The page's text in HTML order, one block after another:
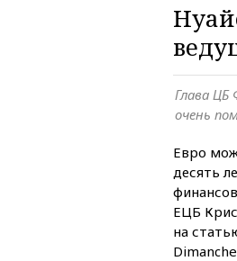
Глава ЦБ
очень
Евро
десять
ЕЦБ
на